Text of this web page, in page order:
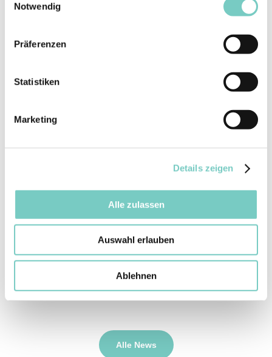
Notwendig
Präferenzen
Statistiken
Marketing
Details zeigen
Alle zulassen
Auswahl erlauben
Ablehnen
SwissSkills Championships 2023 - Sponsoring CLINIC
DRESS
WorldSkills 2022 / Sponsoring CLINIC DRESS
Alle News